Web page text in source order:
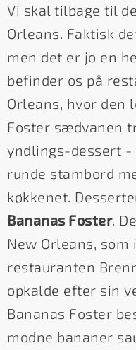
Vi skal tilbage til
Orleans. Faktisk
men det er jo en
befinder os på
Orleans, hvor den
Foster sædvanen
yndlings-dessert -
runde stambord
køkkenet.
Bananas Foster.
New Orleans,
restauranten
opkalde efter sin
Bananas Foster
modne bananer